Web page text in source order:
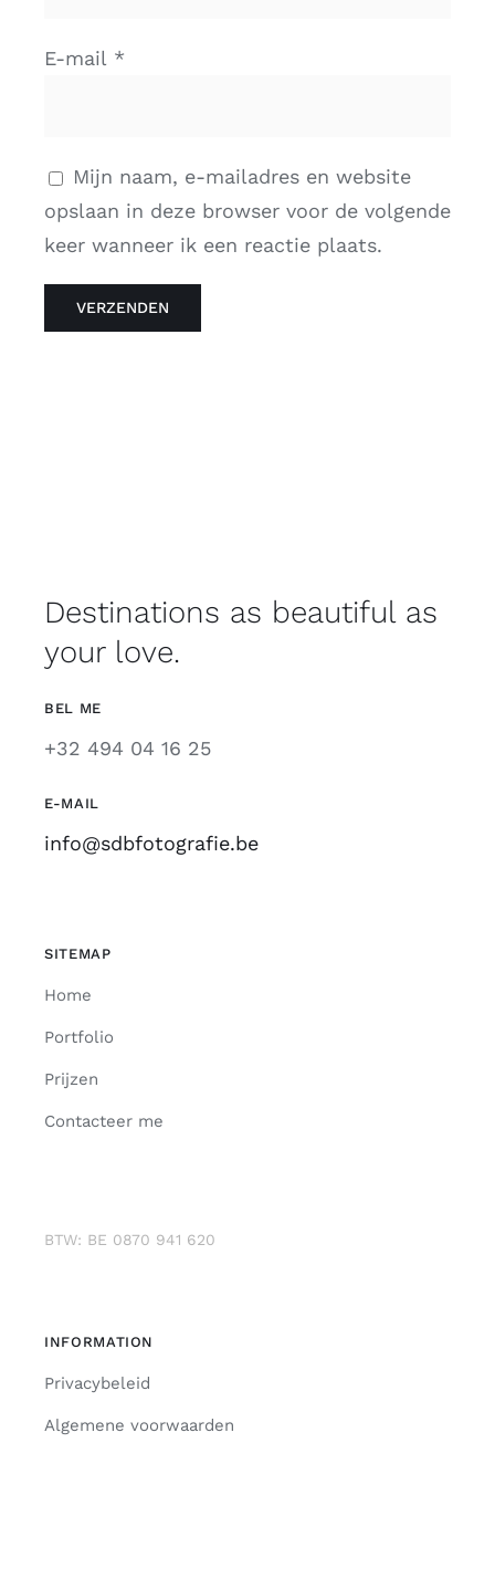
E-mail *
Mijn naam, e-mailadres en website
opslaan in deze browser voor de volgende
keer wanneer ik een reactie plaats.
Destinations as beautiful as
your love.
BEL ME
+32 494 04 16 25
E-MAIL
info@sdbfotografie.be
SITEMAP
Home
Portfolio
Prijzen
Contacteer me
BTW: BE 0870 941 620
INFORMATION
Privacybeleid
Algemene voorwaarden